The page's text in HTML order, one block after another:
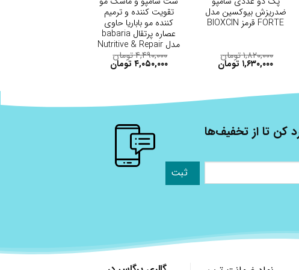
ضدریزش بیوکسین مدل
FORTE قرمز BIOXCIN
۱,۸۲۰,۰۰۰تومان
۱,۶۳۰,۰۰۰ تومان
تقویت کننده و ترمیم
کننده مو باباریا حاوی
عصاره پرتقال babaria
مدل Nutritive & Repair
مناسب موهای خشک و
آسیب دیده
۴,۴۹۰,۰۰۰تومان
۴,۰۵۰,۰۰۰ تومان
کن تا از تخفیف‌ها